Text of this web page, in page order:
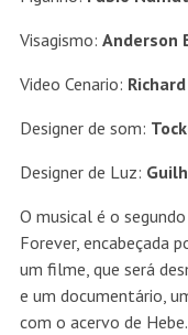
Visagismo: Anderson
Video Cenario:
Designer de som:
Designer de Luz:
O musical é o
Forever, encabeçada
um filme, que será
e um documentário,
com o acervo de